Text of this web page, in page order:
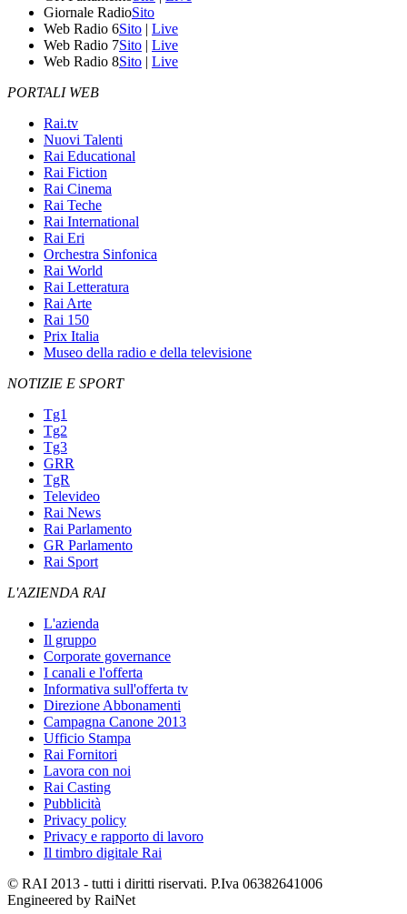
Giornale RadioSito
Web Radio 6Sito | Live
Web Radio 7Sito | Live
Web Radio 8Sito | Live
PORTALI WEB
Rai.tv
Nuovi Talenti
Rai Educational
Rai Fiction
Rai Cinema
Rai Teche
Rai International
Rai Eri
Orchestra Sinfonica
Rai World
Rai Letteratura
Rai Arte
Rai 150
Prix Italia
Museo della radio e della televisione
NOTIZIE E SPORT
Tg1
Tg2
Tg3
GRR
TgR
Televideo
Rai News
Rai Parlamento
GR Parlamento
Rai Sport
L'AZIENDA RAI
L'azienda
Il gruppo
Corporate governance
I canali e l'offerta
Informativa sull'offerta tv
Direzione Abbonamenti
Campagna Canone 2013
Ufficio Stampa
Rai Fornitori
Lavora con noi
Rai Casting
Pubblicità
Privacy policy
Privacy e rapporto di lavoro
Il timbro digitale Rai
© RAI 2013 - tutti i diritti riservati. P.Iva 06382641006
Engineered by RaiNet